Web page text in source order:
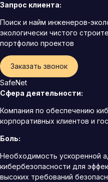
Запрос клиента:
Поиск и найм инженеров-
экологически чистого
портфолио проектов
Заказать звонок
SafeNet
Сфера деятельности:
Компания по обеспечению
корпоративных клиентов и
Боль:
Необходимость ускоренной
кибербезопасности для
высоких требований